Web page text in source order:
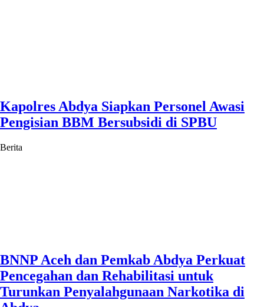
Kapolres Abdya Siapkan Personel Awasi
Pengisian BBM Bersubsidi di SPBU
Berita
BNNP Aceh dan Pemkab Abdya Perkuat
Pencegahan dan Rehabilitasi untuk
Turunkan Penyalahgunaan Narkotika di